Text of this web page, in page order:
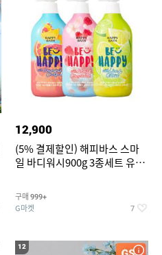
12,900
(5% 결제할인) 해피바스 스마
일 바디워시900g 3종세트 유
구매 999+
G마켓 7
12